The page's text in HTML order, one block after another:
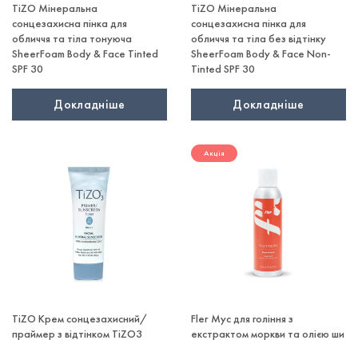
TiZO Мінеральна
сонцезахисна пінка для
обличчя та тіла тонуюча
SheerFoam Body & Face Tinted
SPF 30
Докладніше
TiZO Мінеральна
сонцезахисна пінка для
обличчя та тіла без відтінку
SheerFoam Body & Face Non-
Tinted SPF 30
Докладніше
TiZO Крем сонцезахисний/
праймер з відтінком TiZO3
Акція
Fler Мус для гоління з
екстрактом моркви та олією ши